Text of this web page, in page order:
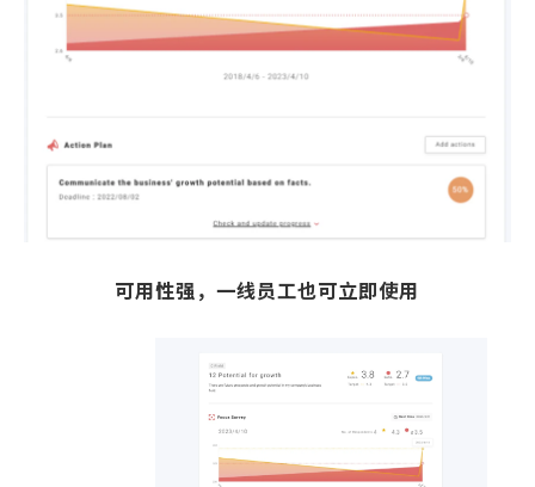
可用性强，一线员工也可立即使用